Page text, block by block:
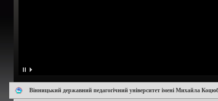
Вінницький державний педагогічний університет імені Михайла